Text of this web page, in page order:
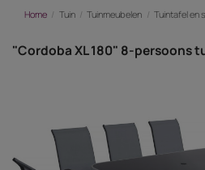
Home Tuin Tuinmeubelen Tuintafel en
"Cordoba XL 180" 8-persoons